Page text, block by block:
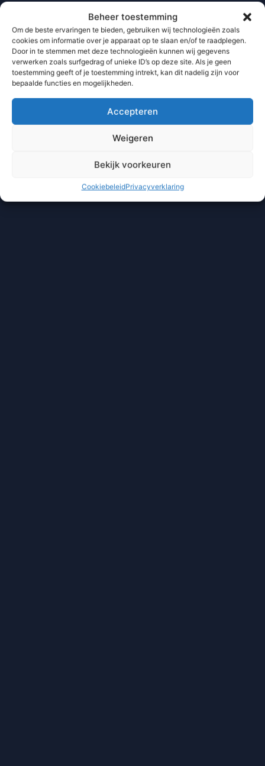
Beheer toestemming
Om de beste ervaringen te bieden, gebruiken wij technologieën zoals
cookies om informatie over je apparaat op te slaan en/of te raadplegen.
Door in te stemmen met deze technologieën kunnen wij gegevens
verwerken zoals surfgedrag of unieke ID’s op deze site. Als je geen
toestemming geeft of je toestemming intrekt, kan dit nadelig zijn voor
bepaalde functies en mogelijkheden.
Accepteren
Weigeren
Bekijk voorkeuren
CookiebeleidPrivacyverklaring